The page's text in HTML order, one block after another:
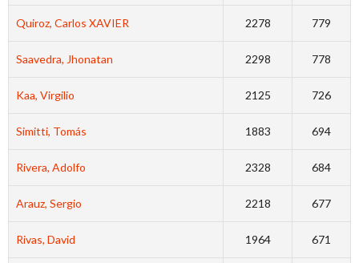
Quiroz, Carlos XAVIER 2278 779
Saavedra, Jhonatan 2298 778
Kaa, Virgilio 2125 726
Simitti, Tomás 1883 694
Rivera, Adolfo 2328 684
Arauz, Sergio 2218 677
Rivas, David 1964 671